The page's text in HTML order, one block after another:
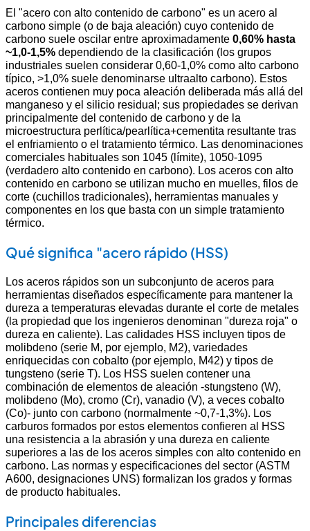
El "acero con alto contenido de carbono" es un acero al
carbono simple (o de baja aleación) cuyo contenido de
carbono suele oscilar entre aproximadamente 0,60% hasta
~1,0-1,5% dependiendo de la clasificación (los grupos
industriales suelen considerar 0,60-1,0% como alto carbono
típico, >1,0% suele denominarse ultraalto carbono). Estos
aceros contienen muy poca aleación deliberada más allá del
manganeso y el silicio residual; sus propiedades se derivan
principalmente del contenido de carbono y de la
microestructura perlítica/pearlítica+cementita resultante tras
el enfriamiento o el tratamiento térmico. Las denominaciones
comerciales habituales son 1045 (límite), 1050-1095
(verdadero alto contenido en carbono). Los aceros con alto
contenido en carbono se utilizan mucho en muelles, filos de
corte (cuchillos tradicionales), herramientas manuales y
componentes en los que basta con un simple tratamiento
térmico.
Qué significa "acero rápido (HSS)
Los aceros rápidos son un subconjunto de aceros para
herramientas diseñados específicamente para mantener la
dureza a temperaturas elevadas durante el corte de metales
(la propiedad que los ingenieros denominan "dureza roja" o
dureza en caliente). Las calidades HSS incluyen tipos de
molibdeno (serie M, por ejemplo, M2), variedades
enriquecidas con cobalto (por ejemplo, M42) y tipos de
tungsteno (serie T). Los HSS suelen contener una
combinación de elementos de aleación -stungsteno (W),
molibdeno (Mo), cromo (Cr), vanadio (V), a veces cobalto
(Co)- junto con carbono (normalmente ~0,7-1,3%). Los
carburos formados por estos elementos confieren al HSS
una resistencia a la abrasión y una dureza en caliente
superiores a las de los aceros simples con alto contenido en
carbono. Las normas y especificaciones del sector (ASTM
A600, designaciones UNS) formalizan los grados y formas
de producto habituales.
Principales diferencias